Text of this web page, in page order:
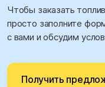
Чтобы заказать
просто заполните
с вами и обсудим
Получить